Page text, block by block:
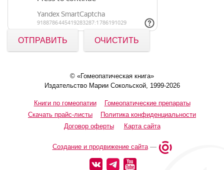
ОТПРАВИТЬ ОЧИСТИТЬ
© «Гомеопатическая книга»
Издательство Марии Сокольской, 1999-2026
Книги по гомеопатии
Гомеопатические препараты
Скачать прайс-листы
Политика конфиденциальности
Договор оферты
Карта сайта
Создание и продвижение сайта—